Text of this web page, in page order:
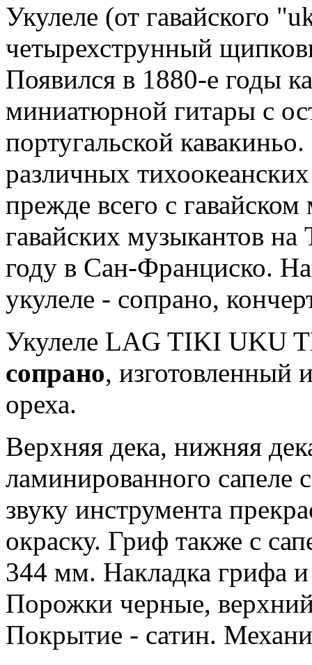
Укулеле (от гавайского
четырехструнный
Появился в 1880-е годы
миниатюрной гитары с
португальской
различных
прежде всего с
гавайских музыкантов на
году в Сан-Франциско.
укулеле - сопрано,
Укулеле LAG TIKI UKU
сопрано, изготовленный
ореха.
Верхняя дека, нижняя
ламинированного
звуку инструмента
окраску. Гриф также с
344 мм. Накладка грифа
Порожки черные,
Покрытие - сатин.